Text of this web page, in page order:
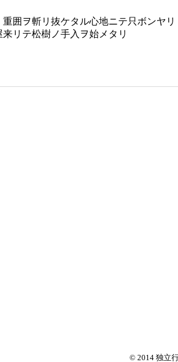
斬リ抜ケタル心地ニテ只ボンヤリ
リテ松樹ノ手入ヲ始メタリ
© 2014 独立